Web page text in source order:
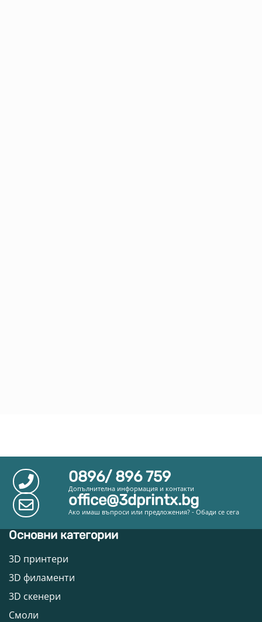
0896/ 896 759
Допълнителна информация и контакти
office@3dprintx.bg
Ако имаш въпроси или предложения? - Обади се сега
Основни категории
3D принтери
3D филаменти
3D скенери
Смоли